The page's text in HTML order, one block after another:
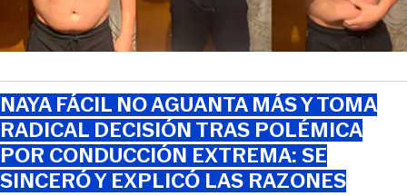
NAYA FÁCIL NO AGUANTA MÁS Y TOMA
RADICAL DECISIÓN TRAS POLÉMICA
POR CONDUCCIÓN EXTREMA: SE
SINCERÓ Y EXPLICÓ LAS RAZONES